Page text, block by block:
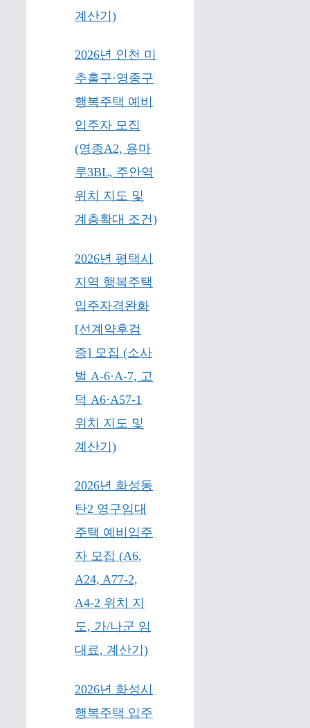
계산기)
2026년 인천 미
추홀구·영종구
행복주택 예비
입주자 모집
(영종A2, 용마
루3BL, 주안역
위치 지도 및
계층확대 조건)
2026년 평택시
지역 행복주택
입주자격완화
[선계약후검
증] 모집 (소사
벌 A-6·A-7, 고
덕 A6·A57-1
위치 지도 및
계산기)
2026년 화성동
탄2 영구임대
주택 예비입주
자 모집 (A6,
A24, A77-2,
A4-2 위치 지
도, 가/나군 임
대료, 계산기)
2026년 화성시
행복주택 입주